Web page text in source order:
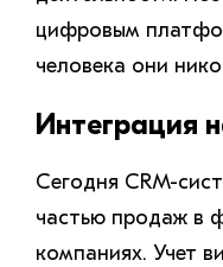
цифровым
человека они
Интеграция
Сегодня CRM-
частью продаж в
компаниях. Учет